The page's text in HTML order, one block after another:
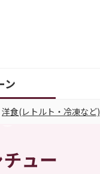
ン
洋食(レトルト・冷凍など)
ュー